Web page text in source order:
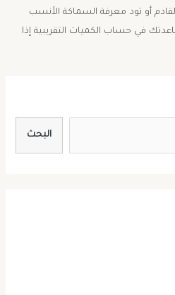
أو تود معرفة السماكة الأنسب
في حساب الكميات التقريبية إذا
البحث